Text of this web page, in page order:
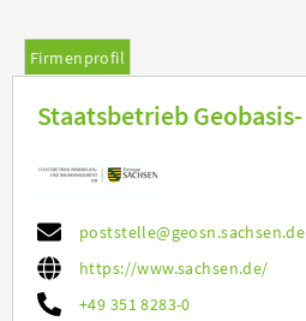
Firmenprofil
Staatsbetrieb Geobasis-
poststelle@geosn.sachsen.de
https://www.sachsen.de/
+49 351 8283-0